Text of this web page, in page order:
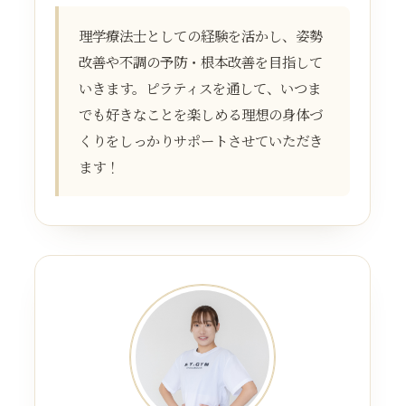
理学療法士としての経験を活かし、姿勢
改善や不調の予防・根本改善を目指して
いきます。ピラティスを通して、いつま
でも好きなことを楽しめる理想の身体づ
くりをしっかりサポートさせていただき
ます！